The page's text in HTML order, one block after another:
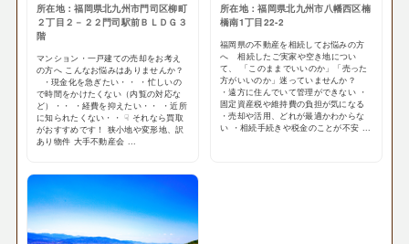
所在地：福岡県北九州市門司区柳町
２丁目２－２２門司駅前ＢＬＤＧ３
階
マンション・一戸建ての売却をお考え
の方へ こんなお悩みはありませんか？
・現金化を急ぎたい・・ ・忙しいの
で時間をかけたくない（内覧の対応な
ど）・・ ・経費を抑えたい・・ ・近所
に知られたくない・・ ☟ それなら買取
がおすすめです！ 狭小地や変形地、訳
あり物件 大手不動産会 ...
所在地：福岡県北九州市八幡西区楠
橋南1丁目22-2
福岡県の不動産を相続してお悩みの方
へ 相続したご実家や空き地につい
て、 「このままでいいのか」「売った
方がいいのか」迷っていませんか？
・遠方に住んでいて管理ができない ・
固定資産税や維持費の負担が気になる
・売却や活用、どれが最適かわからな
い ・相続手続きや税金のことが不安 ...